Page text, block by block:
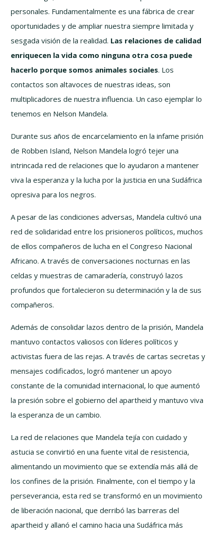
personales. Fundamentalmente es una fábrica de crear
oportunidades y de ampliar nuestra siempre limitada y
sesgada visión de la realidad. Las relaciones de calidad
enriquecen la vida como ninguna otra cosa puede
hacerlo porque somos animales sociales. Los
contactos son altavoces de nuestras ideas, son
multiplicadores de nuestra influencia. Un caso ejemplar lo
tenemos en Nelson Mandela.
Durante sus años de encarcelamiento en la infame prisión
de Robben Island, Nelson Mandela logró tejer una
intrincada red de relaciones que lo ayudaron a mantener
viva la esperanza y la lucha por la justicia en una Sudáfrica
opresiva para los negros.
A pesar de las condiciones adversas, Mandela cultivó una
red de solidaridad entre los prisioneros políticos, muchos
de ellos compañeros de lucha en el Congreso Nacional
Africano. A través de conversaciones nocturnas en las
celdas y muestras de camaradería, construyó lazos
profundos que fortalecieron su determinación y la de sus
compañeros.
Además de consolidar lazos dentro de la prisión, Mandela
mantuvo contactos valiosos con líderes políticos y
activistas fuera de las rejas. A través de cartas secretas y
mensajes codificados, logró mantener un apoyo
constante de la comunidad internacional, lo que aumentó
la presión sobre el gobierno del apartheid y mantuvo viva
la esperanza de un cambio.
La red de relaciones que Mandela tejía con cuidado y
astucia se convirtió en una fuente vital de resistencia,
alimentando un movimiento que se extendía más allá de
los confines de la prisión. Finalmente, con el tiempo y la
perseverancia, esta red se transformó en un movimiento
de liberación nacional, que derribó las barreras del
apartheid y allanó el camino hacia una Sudáfrica más